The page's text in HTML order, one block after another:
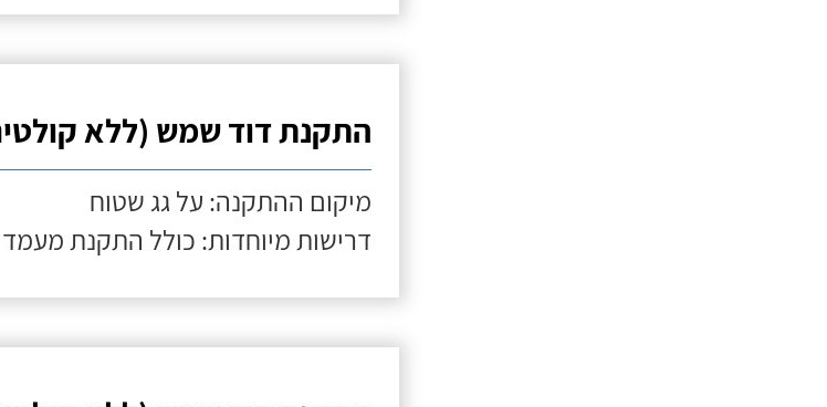
התקנת דוד שמש (ללא קולטים), 150
מיקום ההתקנה: על גג שטוח
דרישות מיוחדות: כולל התקנת מעמד